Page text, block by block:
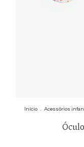
Início . Acessórios